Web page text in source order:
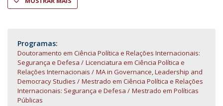
Programas:
Doutoramento em Ciência Política e Relações Internacionais:
Segurança e Defesa
Licenciatura em Ciência Política e
Relações Internacionais
MA in Governance, Leadership and
Democracy Studies
Mestrado em Ciência Política e Relações
Internacionais: Segurança e Defesa
Mestrado em Políticas
Públicas